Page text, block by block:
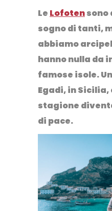
Le Lofotensono
sogno di tanti,
abbiamo
hanno nulla da
famose isole.
Egadi, in Sicilia,
stagione
di pace.